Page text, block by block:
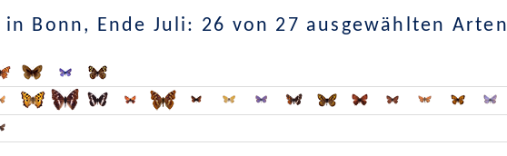
in Bonn, Ende Juli: 26 von 27 ausgewählten Arten